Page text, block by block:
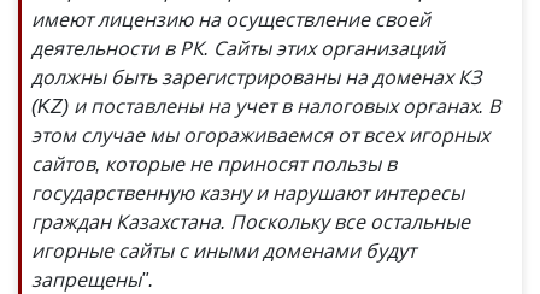
имеют лицензию на осуществление своей
деятельности в РК. Сайты этих организаций
должны быть зарегистрированы на доменах КЗ
(KZ) и поставлены на учет в налоговых органах. В
этом случае мы огораживаемся от всех игорных
сайтов, которые не приносят пользы в
государственную казну и нарушают интересы
граждан Казахстана. Поскольку все остальные
игорные сайты с иными доменами будут
запрещены".